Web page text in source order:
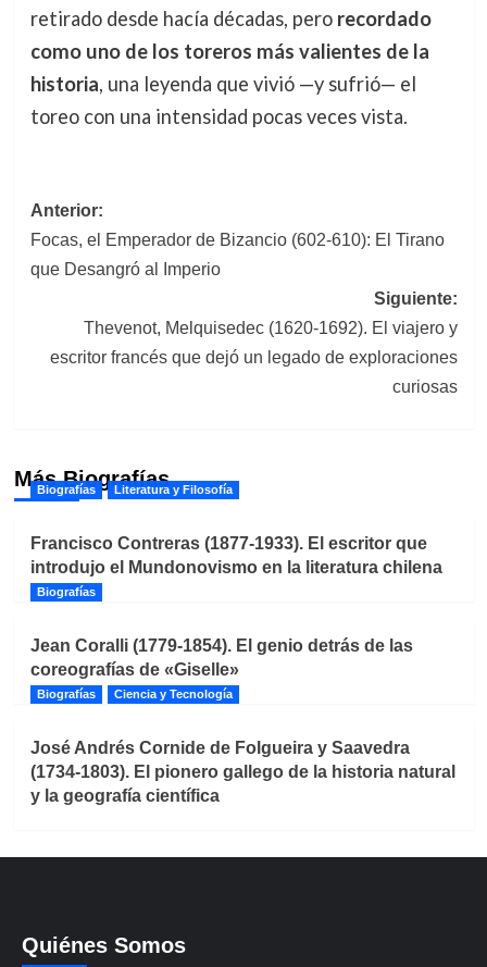
retirado desde hacía décadas, pero recordado
como uno de los toreros más valientes de la
historia, una leyenda que vivió —y sufrió— el
toreo con una intensidad pocas veces vista.
Navegación
de
Anterior:
Focas, el Emperador de Bizancio (602-610): El Tirano
que Desangró al Imperio
Siguiente:
Thevenot, Melquisedec (1620-1692). El viajero y
escritor francés que dejó un legado de exploraciones
curiosas
Más Biografías
Biografías Literatura y Filosofía
Francisco Contreras (1877-1933). El escritor que
introdujo el Mundonovismo en la literatura chilena
Biografías
Jean Coralli (1779-1854). El genio detrás de las
coreografías de «Giselle»
Biografías Ciencia y Tecnología
José Andrés Cornide de Folgueira y Saavedra
(1734-1803). El pionero gallego de la historia natural
y la geografía científica
Quiénes Somos